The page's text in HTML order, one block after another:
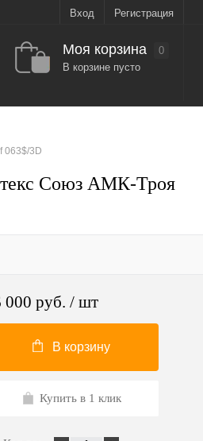
Вход Регистрация
Моя корзина
0
В корзине пусто
063$/3D
Союз АМК-Троя
000 руб. / шт
В корзину
Купить в 1 клик